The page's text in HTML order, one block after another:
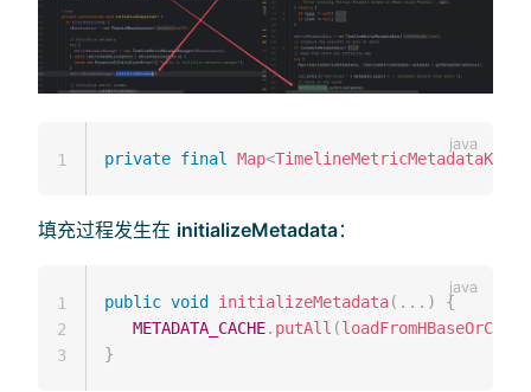
private final Map<TimelineMetricMetadataKey
1
填充过程发生在 initializeMetadata：
public void initializeMetadata( . . . )
{
METADATA_CACHE. putAll (
}
1
2
3